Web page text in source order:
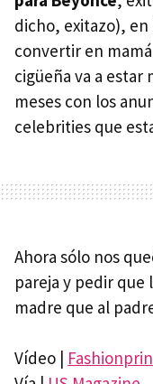
dicho, exitazo), en
convertir en
cigüeña va a estar
meses con los
celebrities que
Ahora sólo nos
pareja y pedir que
madre que al
Vídeo |